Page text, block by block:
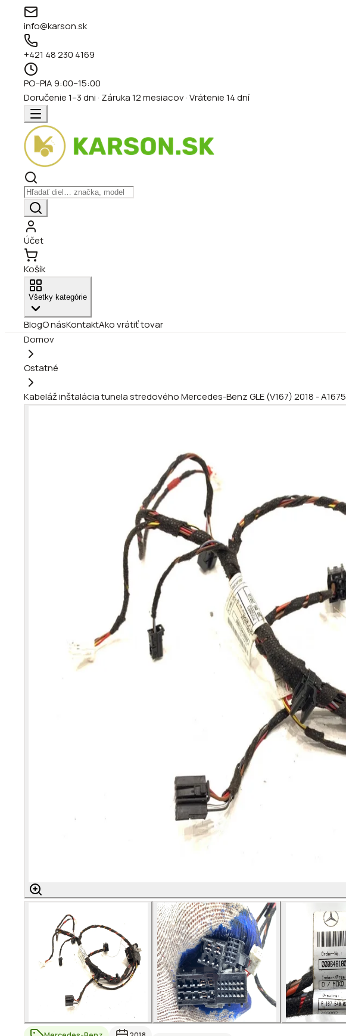
info@karson.sk
+421 48 230 4169
PO–PIA 9:00–15:00
Doručenie 1–3 dni · Záruka 12 mesiacov · Vrátenie 14 dní
Účet
Košík
Všetky kategórie
BlogO násKontaktAko vrátiť tovar
Domov
Ostatné
Kabeláž inštalácia tunela stredového Mercedes-Benz GLE (V167) 2018 -